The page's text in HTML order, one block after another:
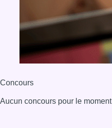
Concours
Aucun concours pour le moment